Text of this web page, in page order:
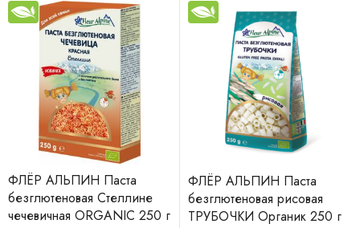
ФЛЁР АЛЬПИН Паста
безглютеновая Стеллине
чечевичная ORGANIC 250 г
ФЛЁР АЛЬПИН Паста
безглютеновая рисовая
ТРУБОЧКИ Органик 250 г